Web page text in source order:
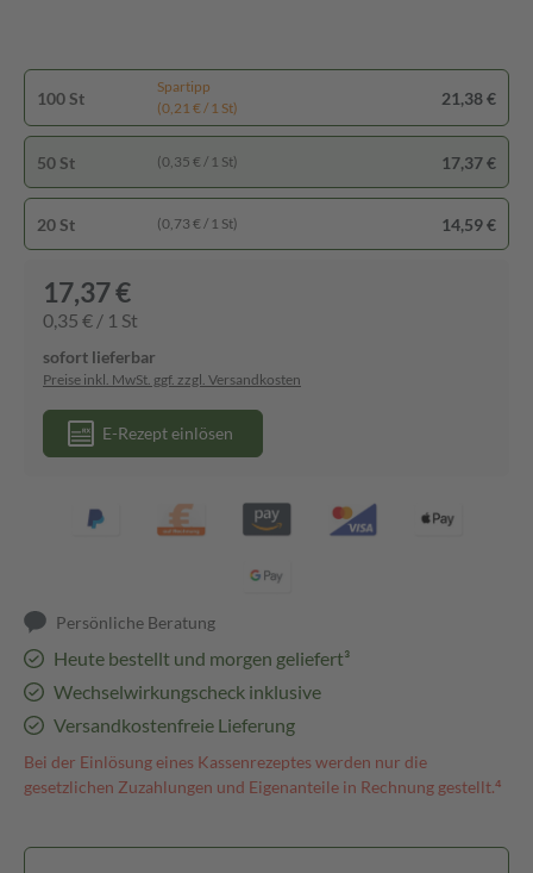
100 St
Spartipp
(0,21 € / 1 St)
21,38 €
50 St (0,35 € / 1 St) 17,37 €
20 St (0,73 € / 1 St) 14,59 €
17,37 €
0,35 € / 1 St
sofort lieferbar
Preise inkl. MwSt. ggf. zzgl. Versandkosten
E-Rezept einlösen
Persönliche Beratung
Heute bestellt und morgen geliefert³
Wechselwirkungscheck inklusive
Versandkostenfreie Lieferung
Bei der Einlösung eines Kassenrezeptes werden nur die
gesetzlichen Zuzahlungen und Eigenanteile in Rechnung gestellt.⁴